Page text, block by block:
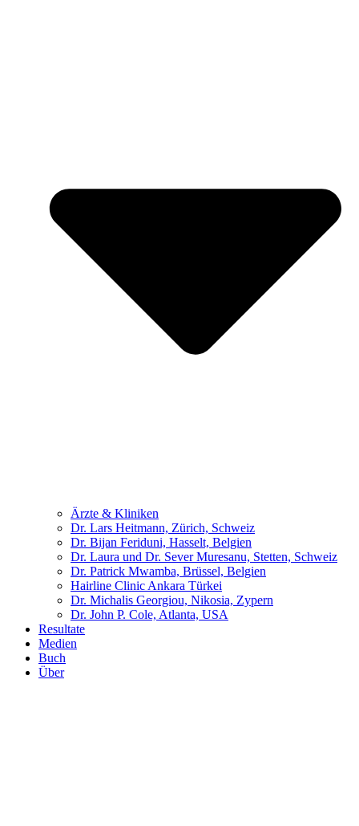
Ärzte & Kliniken
Dr. Lars Heitmann, Zürich, Schweiz
Dr. Bijan Feriduni, Hasselt, Belgien
Dr. Laura und Dr. Sever Muresanu, Stetten, Schweiz
Dr. Patrick Mwamba, Brüssel, Belgien
Hairline Clinic Ankara Türkei
Dr. Michalis Georgiou, Nikosia, Zypern
Dr. John P. Cole, Atlanta, USA
Resultate
Medien
Buch
Über